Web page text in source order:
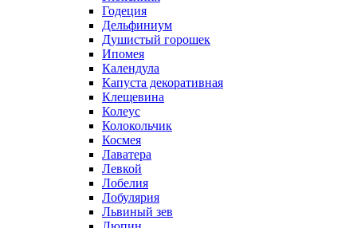
Годеция
Дельфиниум
Душистый горошек
Ипомея
Календула
Капуста декоративная
Клещевина
Колеус
Колокольчик
Космея
Лаватера
Левкой
Лобелия
Лобулярия
Львиный зев